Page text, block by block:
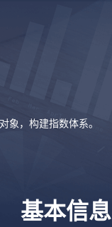
，构建指数体系。
基本信息